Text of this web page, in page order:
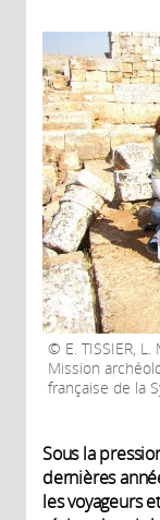
E. TISSIER, L.
Mission
française de la
Sous la
dernières
les voyageurs